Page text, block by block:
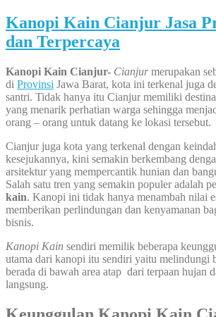
Kanopi Kain Cianjur Jasa
dan Terpercaya
Kanopi Kain Cianjur- Cianjurmerupakan
di Provinsi Jawa Barat, kota ini terkenal juga
santri. Tidak hanya itu Cianjur memiliki
yang menarik perhatian warga sehingga
orang – orang untuk datang ke lokasi tersebut.
Cianjur juga kota yang terkenal dengan
kesejukannya, kini semakin berkembang
arsitektur yang mempercantik hunian dan
Salah satu tren yang semakin populer adalah
kain. Kanopi ini tidak hanya menambah nilai
memberikan perlindungan dan kenyamanan
bisnis.
Kanopi Kain sendiri memilik beberapa
utama dari kanopi itu sendiri yaitu melindungi
berada di bawah area atap dari terpaan hujan
langsung.